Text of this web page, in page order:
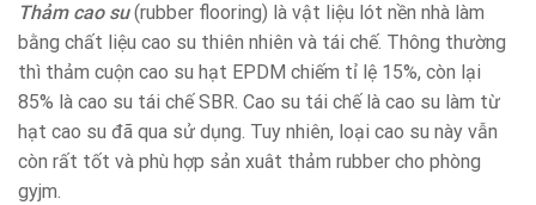
Thảm cao su(rubber flooring) là vật liệu lót nền nhà làm
bằng chất liệu cao su thiên nhiên và tái chế. Thông thường
thì thảm cuộn cao su hạt EPDM chiếm tỉ lệ 15%, còn lại
85% là cao su tái chế SBR. Cao su tái chế là cao su làm từ
hạt cao su đã qua sử dụng. Tuy nhiên, loại cao su này vẫn
còn rất tốt và phù hợp sản xuât thảm rubber cho phòng
gyjm.